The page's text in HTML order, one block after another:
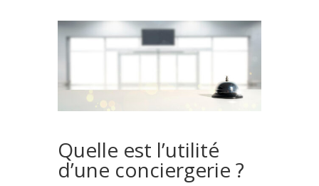
Quelle est l’utilité
d’une conciergerie ?